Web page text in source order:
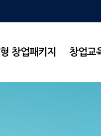
창업패키지 창업교